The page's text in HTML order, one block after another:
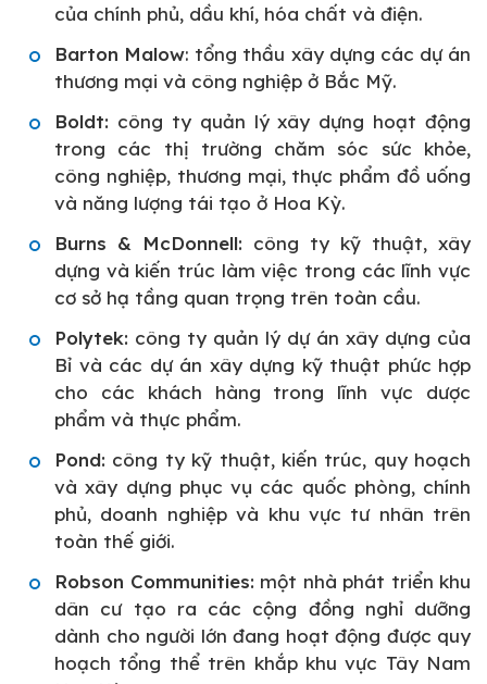
của chính phủ, dầu khí, hóa chất và điện.
Barton Malow: tổng thầu xây dựng các dự án
thương mại và công nghiệp ở Bắc Mỹ.
Boldt: công ty quản lý xây dựng hoạt động
trong các thị trường chăm sóc sức khỏe,
công nghiệp, thương mại, thực phẩm đồ uống
và năng lượng tái tạo ở Hoa Kỳ.
Burns & McDonnell: công ty kỹ thuật, xây
dựng và kiến trúc làm việc trong các lĩnh vực
cơ sở hạ tầng quan trọng trên toàn cầu.
Polytek: công ty quản lý dự án xây dựng của
Bỉ và các dự án xây dựng kỹ thuật phức hợp
cho các khách hàng trong lĩnh vực dược
phẩm và thực phẩm.
Pond: công ty kỹ thuật, kiến trúc, quy hoạch
và xây dựng phục vụ các quốc phòng, chính
phủ, doanh nghiệp và khu vực tư nhân trên
toàn thế giới.
Robson Communities: một nhà phát triển khu
dân cư tạo ra các cộng đồng nghỉ dưỡng
dành cho người lớn đang hoạt động được quy
hoạch tổng thể trên khắp khu vực Tây Nam